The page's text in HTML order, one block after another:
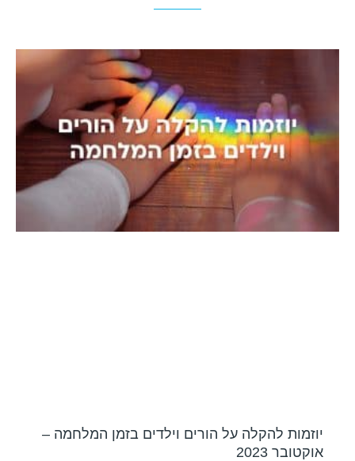
יוזמות להקלה על הורים וילדים בזמן המלחמה –
אוקטובר 2023